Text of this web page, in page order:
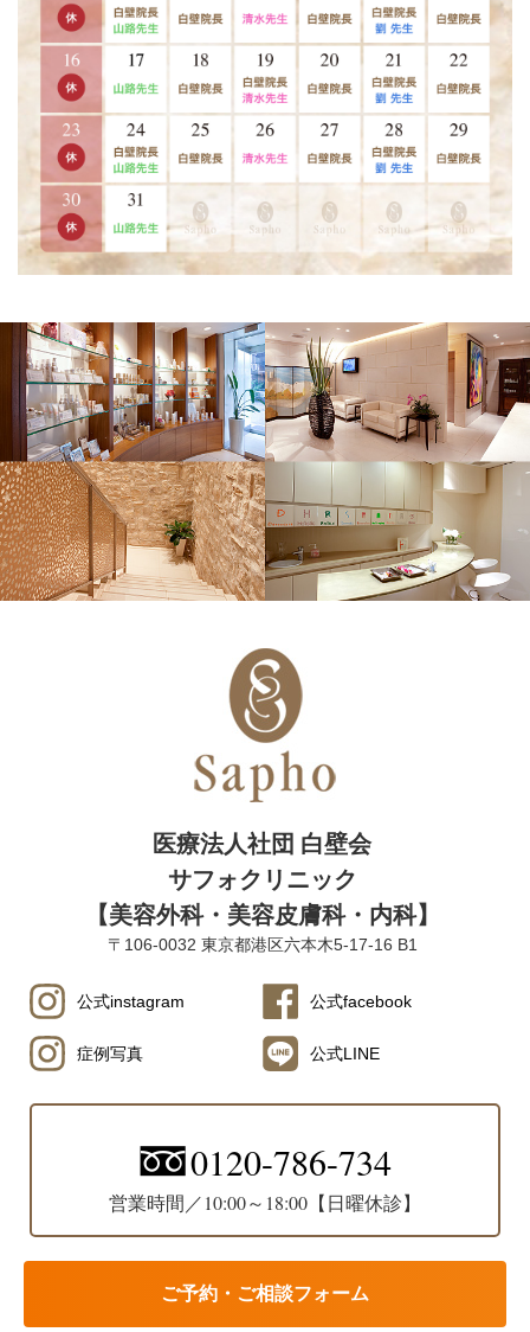
医療法人社団 白壁会
サフォクリニック
【美容外科・美容皮膚科・内科】
〒106-0032 東京都港区六本木5-17-16 B1
公式instagram 公式facebook
症例写真 公式LINE
0120-786-734
営業時間／10:00～18:00【日曜休診】
ご予約・ご相談フォーム